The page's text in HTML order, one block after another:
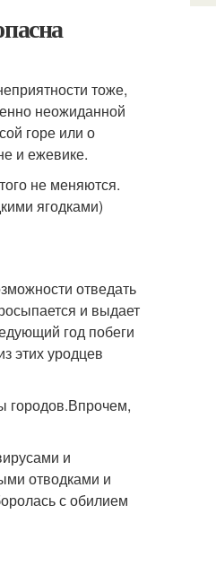
тоже,
неожиданной
горе или о
и ежевике.
не меняются.
ягодками)
отведать
и выдает
год побеги
этих уродцев
городов.Впрочем,
и
отводками и
с обилием